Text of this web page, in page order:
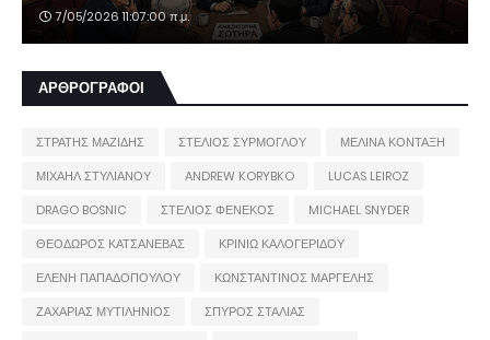
7/05/2026 11:07:00 π.μ.
ΑΡΘΡΟΓΡΑΦΟΙ
ΣΤΡΑΤΗΣ ΜΑΖΙΔΗΣ ΣΤΕΛΙΟΣ ΣΥΡΜΟΓΛΟΥ
ΜΕΛΙΝΑ ΚΟΝΤΑΞΗ
ΜΙΧΑΗΛ ΣΤΥΛΙΑΝΟΥ
ANDREW KORYBKO
LUCAS LEIROZ
DRAGO BOSNIC
ΣΤΕΛΙΟΣ ΦΕΝΕΚΟΣ
MICHAEL SNYDER
ΘΕΟΔΩΡΟΣ ΚΑΤΣΑΝΕΒΑΣ
ΚΡΙΝΙΩ ΚΑΛΟΓΕΡΙΔΟΥ
ΕΛΕΝΗ ΠΑΠΑΔΟΠΟΥΛΟΥ
ΚΩΝΣΤΑΝΤΙΝΟΣ ΜΑΡΓΕΛΗΣ
ΖΑΧΑΡΙΑΣ ΜΥΤΙΛΗΝΙΟΣ
ΣΠΥΡΟΣ ΣΤΑΛΙΑΣ